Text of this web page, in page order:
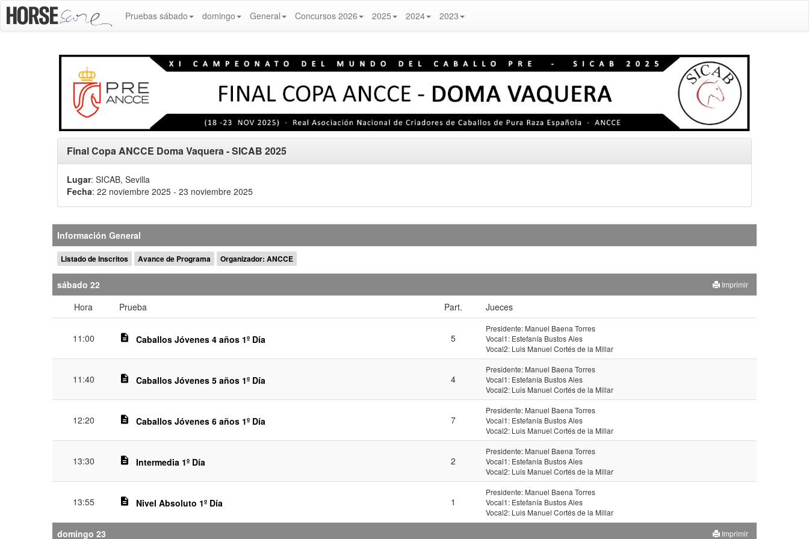
Pruebas sábado domingo General Concursos 2026 2025 2024 2023
Final Copa ANCCE Doma Vaquera - SICAB 2025
Lugar: SICAB, Sevilla
Fecha: 22 noviembre 2025 - 23 noviembre 2025
Información General
Listado de Inscritos Avance de Programa Organizador: ANCCE
sábado 22 Imprimir
Hora Prueba Part. Jueces
11:00 description Caballos Jóvenes 4 años 1º Día 5
Presidente: Manuel Baena Torres
Vocal1: Estefanía Bustos Ales
Vocal2: Luis Manuel Cortés de la Millar
11:40 description Caballos Jóvenes 5 años 1º Día 4
Presidente: Manuel Baena Torres
Vocal1: Estefanía Bustos Ales
Vocal2: Luis Manuel Cortés de la Millar
12:20 description Caballos Jóvenes 6 años 1º Día 7
Presidente: Manuel Baena Torres
Vocal1: Estefanía Bustos Ales
Vocal2: Luis Manuel Cortés de la Millar
13:30 description Intermedia 1º Día 2
Presidente: Manuel Baena Torres
Vocal1: Estefanía Bustos Ales
Vocal2: Luis Manuel Cortés de la Millar
13:55 description Nivel Absoluto 1º Día 1
Presidente: Manuel Baena Torres
Vocal1: Estefanía Bustos Ales
Vocal2: Luis Manuel Cortés de la Millar
domingo 23 Imprimir